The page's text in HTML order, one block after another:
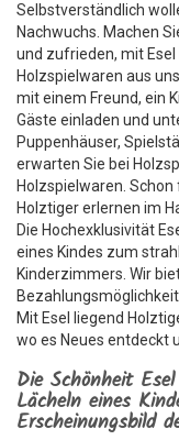
Selbstverständlich
Nachwuchs. Machen
und zufrieden, mit
Holzspielwaren aus
mit einem Freund, ein
Gäste einladen und
Puppenhäuser,
erwarten Sie bei
Holzspielwaren.
Holztiger erlernen im
Die Hochexklusivität
eines Kindes zum
Kinderzimmers. Wir
Mit Esel liegend
wo es Neues entdeckt
Die Schönheit
Lächeln eines
Erscheinungsbild